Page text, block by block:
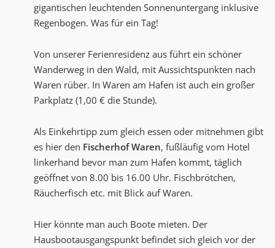
gigantischen leuchtenden Sonnenuntergang inklusive
Regenbogen. Was für ein Tag!
Von unserer Ferienresidenz aus führt ein schöner
Wanderweg in den Wald, mit Aussichtspunkten nach
Waren rüber. In Waren am Hafen ist auch ein großer
Parkplatz (1,00 € die Stunde).
Als Einkehrtipp zum gleich essen oder mitnehmen gibt
es hier den Fischerhof Waren, fußläufig vom Hotel
linkerhand bevor man zum Hafen kommt, täglich
geöffnet von 8.00 bis 16.00 Uhr. Fischbrötchen,
Räucherfisch etc. mit Blick auf Waren.
Hier könnte man auch Boote mieten. Der
Hausbootausgangspunkt befindet sich gleich vor der